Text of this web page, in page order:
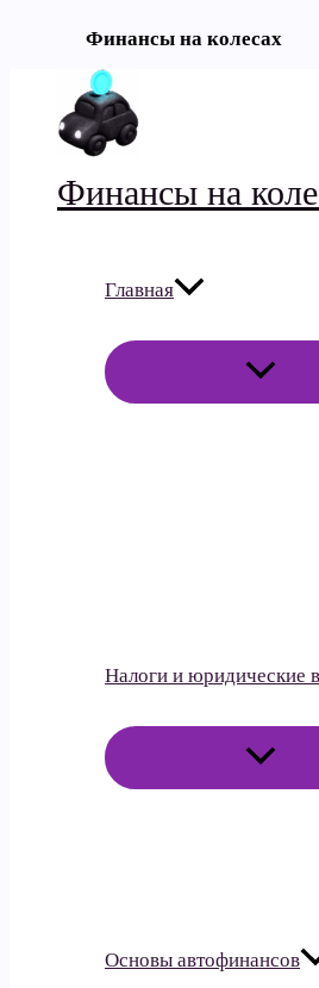
Финансы на колесах
содержимому
Финансы на
Главная
Налоги и юридические
Основы автофинансов